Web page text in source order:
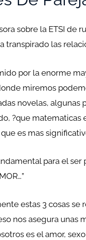
sobre la ETSI de
transpirado las
por la enorme
miremos
novelas, algunas
?que matematicas
es mas
para el ser
estas 3 cosas
nos asegura unas
es el amor,